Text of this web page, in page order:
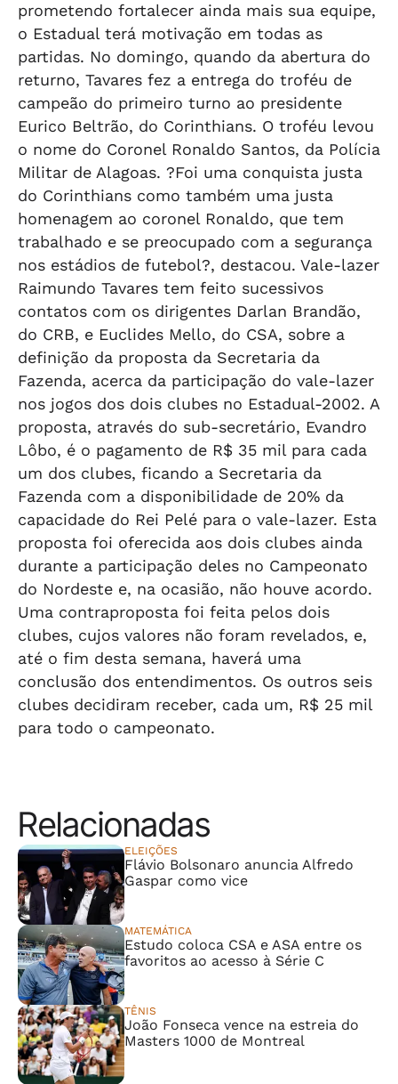
prometendo fortalecer ainda mais sua equipe,
o Estadual terá motivação em todas as
partidas. No domingo, quando da abertura do
returno, Tavares fez a entrega do troféu de
campeão do primeiro turno ao presidente
Eurico Beltrão, do Corinthians. O troféu levou
o nome do Coronel Ronaldo Santos, da Polícia
Militar de Alagoas. ?Foi uma conquista justa
do Corinthians como também uma justa
homenagem ao coronel Ronaldo, que tem
trabalhado e se preocupado com a segurança
nos estádios de futebol?, destacou. Vale-lazer
Raimundo Tavares tem feito sucessivos
contatos com os dirigentes Darlan Brandão,
do CRB, e Euclides Mello, do CSA, sobre a
definição da proposta da Secretaria da
Fazenda, acerca da participação do vale-lazer
nos jogos dos dois clubes no Estadual-2002. A
proposta, através do sub-secretário, Evandro
Lôbo, é o pagamento de R$ 35 mil para cada
um dos clubes, ficando a Secretaria da
Fazenda com a disponibilidade de 20% da
capacidade do Rei Pelé para o vale-lazer. Esta
proposta foi oferecida aos dois clubes ainda
durante a participação deles no Campeonato
do Nordeste e, na ocasião, não houve acordo.
Uma contraproposta foi feita pelos dois
clubes, cujos valores não foram revelados, e,
até o fim desta semana, haverá uma
conclusão dos entendimentos. Os outros seis
clubes decidiram receber, cada um, R$ 25 mil
para todo o campeonato.
Relacionadas
ELEIÇÕES
Flávio Bolsonaro anuncia Alfredo
Gaspar como vice
MATEMÁTICA
Estudo coloca CSA e ASA entre os
favoritos ao acesso à Série C
TÊNIS
João Fonseca vence na estreia do
Masters 1000 de Montreal